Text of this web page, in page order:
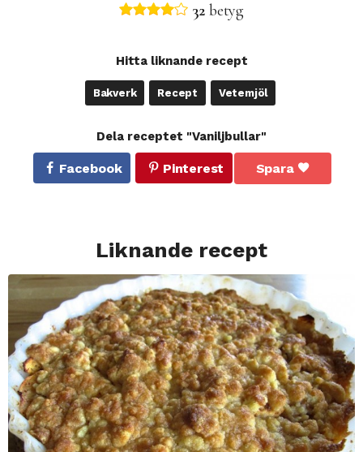
32 betyg
Hitta liknande recept
Bakverk Recept Vetemjöl
Dela receptet "Vaniljbullar"
Facebook Pinterest Spara
Liknande recept